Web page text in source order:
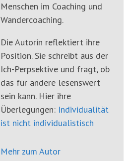
Menschen im Coaching und
Wandercoaching.
Die Autorin reflektiert ihre
Position. Sie schreibt aus der
Ich-Perpsektive und fragt, ob
das für andere lesenswert
sein kann. Hier ihre
Überlegungen: Individualität
ist nicht individualistisch
Mehr zum Autor